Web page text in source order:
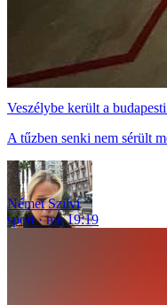
Veszélybe került a
A tűzben senki nem sérült
Német Szilvi
sport
ma 19:19